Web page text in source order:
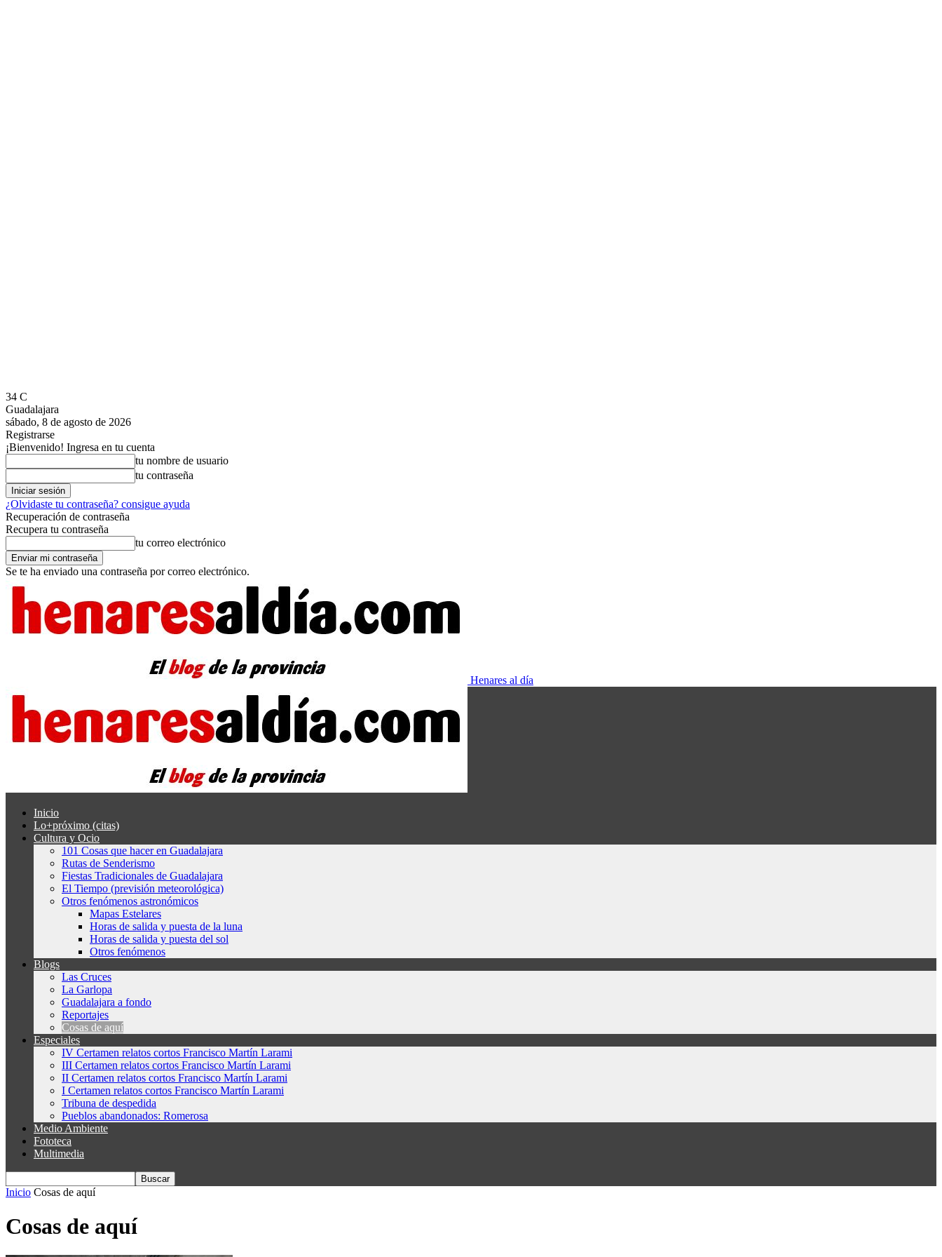
34 C
Guadalajara
sábado, 8 de agosto de 2026
Registrarse
¡Bienvenido! Ingresa en tu cuenta
tu nombre de usuario
tu contraseña
¿Olvidaste tu contraseña? consigue ayuda
Recuperación de contraseña
Recupera tu contraseña
tu correo electrónico
Se te ha enviado una contraseña por correo electrónico.
Henares al día
Inicio
Lo+próximo (citas)
Cultura y Ocio
101 Cosas que hacer en Guadalajara
Rutas de Senderismo
Fiestas Tradicionales de Guadalajara
El Tiempo (previsión meteorológica)
Otros fenómenos astronómicos
Mapas Estelares
Horas de salida y puesta de la luna
Horas de salida y puesta del sol
Otros fenómenos
Blogs
Las Cruces
La Garlopa
Guadalajara a fondo
Reportajes
Cosas de aquí
Especiales
IV Certamen relatos cortos Francisco Martín Larami
III Certamen relatos cortos Francisco Martín Larami
II Certamen relatos cortos Francisco Martín Larami
I Certamen relatos cortos Francisco Martín Larami
Tribuna de despedida
Pueblos abandonados: Romerosa
Medio Ambiente
Fototeca
Multimedia
Inicio Cosas de aquí
Cosas de aquí